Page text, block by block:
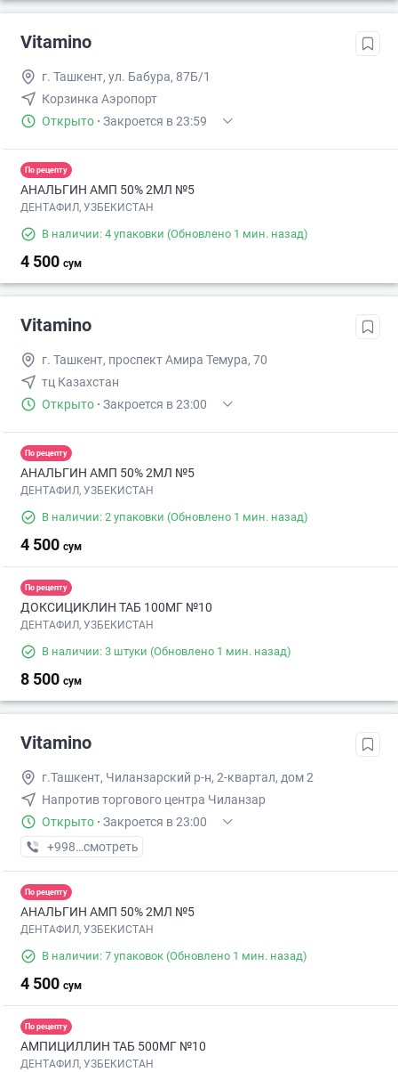
Vitamino
г. Ташкент, ул. Бабура, 87Б/1
Корзинка Аэропорт
Открыто · Закроется в 23:59
По рецепту
АНАЛЬГИН АМП 50% 2МЛ №5
ДЕНТАФИЛ, УЗБЕКИСТАН
В наличии: 4 упаковки (Обновлено 1 мин. назад)
4 500 сум
Vitamino
г. Ташкент, проспект Амира Темура, 70
тц Казахстан
Открыто · Закроется в 23:00
По рецепту
АНАЛЬГИН АМП 50% 2МЛ №5
ДЕНТАФИЛ, УЗБЕКИСТАН
В наличии: 2 упаковки (Обновлено 1 мин. назад)
4 500 сум
По рецепту
ДОКСИЦИКЛИН ТАБ 100МГ №10
ДЕНТАФИЛ, УЗБЕКИСТАН
В наличии: 3 штуки (Обновлено 1 мин. назад)
8 500 сум
Vitamino
г.Ташкент, Чиланзарский р-н, 2-квартал, дом 2
Напротив торгового центра Чиланзар
Открыто · Закроется в 23:00
+998 (95) XXX-XX-XX
смотреть
По рецепту
АНАЛЬГИН АМП 50% 2МЛ №5
ДЕНТАФИЛ, УЗБЕКИСТАН
В наличии: 7 упаковок (Обновлено 1 мин. назад)
4 500 сум
По рецепту
АМПИЦИЛЛИН ТАБ 500МГ №10
ДЕНТАФИЛ, УЗБЕКИСТАН